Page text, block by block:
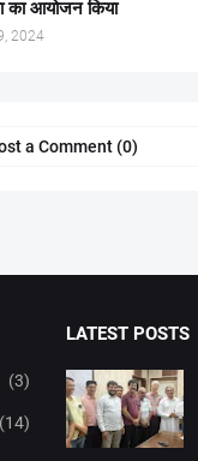
का आयोजन किया
2024
a Comment (0)
(3)
(14)
LATEST POSTS